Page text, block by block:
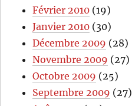
Février 2010 (19)
Janvier 2010 (30)
Décembre 2009 (28)
Novembre 2009 (27)
Octobre 2009 (25)
Septembre 2009 (27)